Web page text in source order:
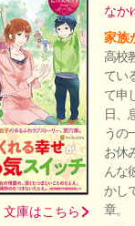
文庫はこちら
なか
家族
高校
てい
て申
日、
うの
お休
んな
かし
章。